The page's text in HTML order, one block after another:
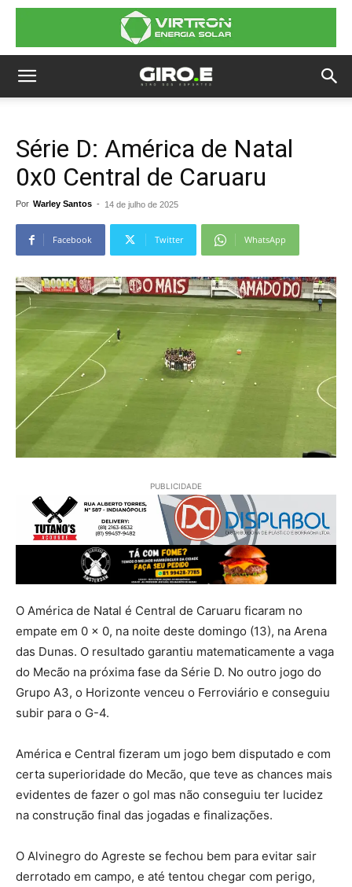
Série D: América de Natal
0x0 Central de Caruaru
Por Warley Santos - 14 de julho de 2025
Facebook Twitter WhatsApp
PUBLICIDADE
O América de Natal é Central de Caruaru ficaram no
empate em 0 x 0, na noite deste domingo (13), na Arena
das Dunas. O resultado garantiu matematicamente a vaga
do Mecão na próxima fase da Série D. No outro jogo do
Grupo A3, o Horizonte venceu o Ferroviário e conseguiu
subir para o G-4.
América e Central fizeram um jogo bem disputado e com
certa superioridade do Mecão, que teve as chances mais
evidentes de fazer o gol mas não conseguiu ter lucidez
na construção final das jogadas e finalizações.
O Alvinegro do Agreste se fechou bem para evitar sair
derrotado em campo, e até tentou chegar com perigo,